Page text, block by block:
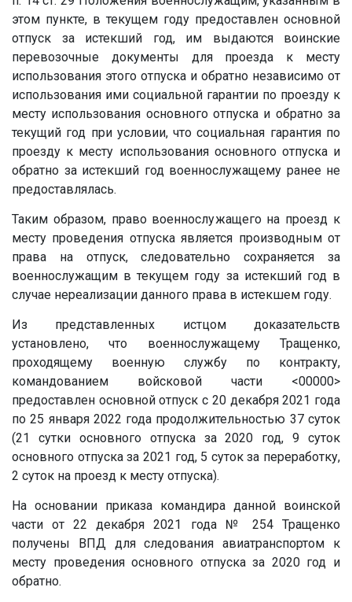
этом пункте, в текущем году предоставлен основной
отпуск за истекший год, им выдаются воинские
перевозочные документы для проезда к месту
использования этого отпуска и обратно независимо от
использования ими социальной гарантии по проезду к
месту использования основного отпуска и обратно за
текущий год при условии, что социальная гарантия по
проезду к месту использования основного отпуска и
обратно за истекший год военнослужащему ранее не
предоставлялась.
Таким образом, право военнослужащего на проезд к
месту проведения отпуска является производным от
права на отпуск, следовательно сохраняется за
военнослужащим в текущем году за истекший год в
случае нереализации данного права в истекшем году.
Из представленных истцом доказательств
установлено, что военнослужащему Тращенко,
проходящему военную службу по контракту,
командованием войсковой части <00000>
предоставлен основной отпуск с 20 декабря 2021 года
по 25 января 2022 года продолжительностью 37 суток
(21 сутки основного отпуска за 2020 год, 9 суток
основного отпуска за 2021 год, 5 суток за переработку,
2 суток на проезд к месту отпуска).
На основании приказа командира данной воинской
части от 22 декабря 2021 года № 254 Тращенко
получены ВПД для следования авиатранспортом к
месту проведения основного отпуска за 2020 год и
обратно.